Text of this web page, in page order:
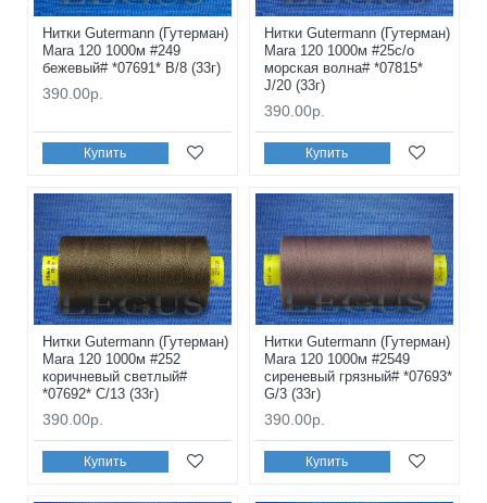
Нитки Gutermann (Гутерман)
Mara 120 1000м #249
бежевый# *07691* B/8 (33г)
390.00р.
Купить
Нитки Gutermann (Гутерман)
Mara 120 1000м #25с/о
морская волна# *07815*
J/20 (33г)
390.00р.
Купить
Нитки Gutermann (Гутерман)
Mara 120 1000м #252
коричневый светлый#
*07692* C/13 (33г)
390.00р.
Купить
Нитки Gutermann (Гутерман)
Mara 120 1000м #2549
сиреневый грязный# *07693*
G/3 (33г)
390.00р.
Купить